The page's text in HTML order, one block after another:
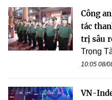
Công
tác
trị sâu
Trọng
10:05 08/
VN-